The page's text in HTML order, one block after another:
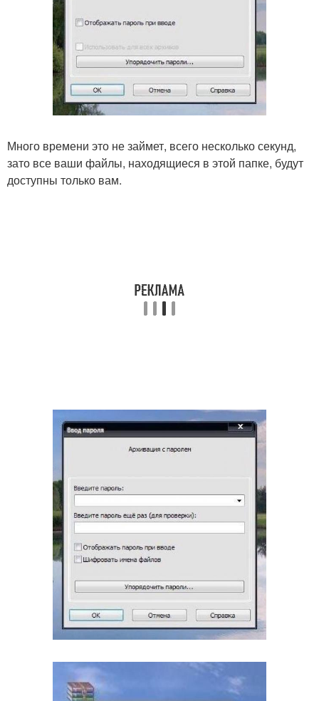
Много времени это не займет, всего несколько секунд,
зато все ваши файлы, находящиеся в этой папке, будут
доступны только вам.